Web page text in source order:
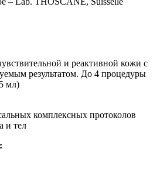
и реактивной кожи с
результатом. До 4 процедуры
мл)
комплексных протоколов
и тел